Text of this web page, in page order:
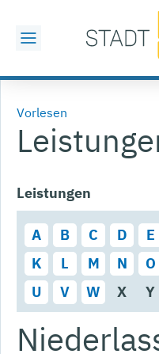
Vorlesen
Leistungen
A B C D E
K
L M N O
U
V W X Y